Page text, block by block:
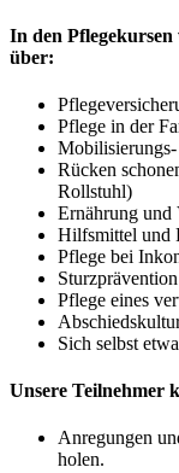
In den
über:
Pflege in der
Mobilisierungs-
Rücken
Rollstuhl)
Ernährung und
Hilfsmittel und
Pflege bei
Sturzprävention
Pflege eines
Sich selbst
Unsere Teilnehmer
Anregungen
holen.